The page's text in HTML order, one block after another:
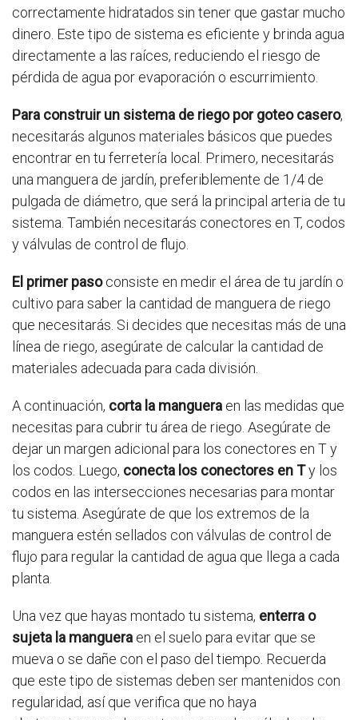
correctamente hidratados sin tener que gastar mucho
dinero. Este tipo de sistema es eficiente y brinda agua
directamente a las raíces, reduciendo el riesgo de
pérdida de agua por evaporación o escurrimiento.
Para construir un sistema de riego por goteo casero,
necesitarás algunos materiales básicos que puedes
encontrar en tu ferretería local. Primero, necesitarás
una manguera de jardín, preferiblemente de 1/4 de
pulgada de diámetro, que será la principal arteria de tu
sistema. También necesitarás conectores en T, codos
y válvulas de control de flujo.
El primer pasoconsiste en medir el área de tu jardín o
cultivo para saber la cantidad de manguera de riego
que necesitarás. Si decides que necesitas más de una
línea de riego, asegúrate de calcular la cantidad de
materiales adecuada para cada división.
A continuación, corta la manguera en las medidas que
necesitas para cubrir tu área de riego. Asegúrate de
dejar un margen adicional para los conectores en T y
los codos. Luego, conecta los conectores en Ty los
codos en las intersecciones necesarias para montar
tu sistema. Asegúrate de que los extremos de la
manguera estén sellados con válvulas de control de
flujo para regular la cantidad de agua que llega a cada
planta.
Una vez que hayas montado tu sistema, enterra o
sujeta la manguera en el suelo para evitar que se
mueva o se dañe con el paso del tiempo. Recuerda
que este tipo de sistemas deben ser mantenidos con
regularidad, así que verifica que no haya